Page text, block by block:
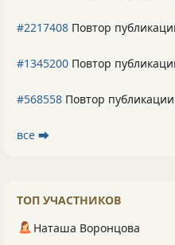
#2217408 Повтор
#1345200 Повтор
#568558 Повтор публикации
все ⮕
ТОП УЧАСТНИКОВ
Наташа Воронцова